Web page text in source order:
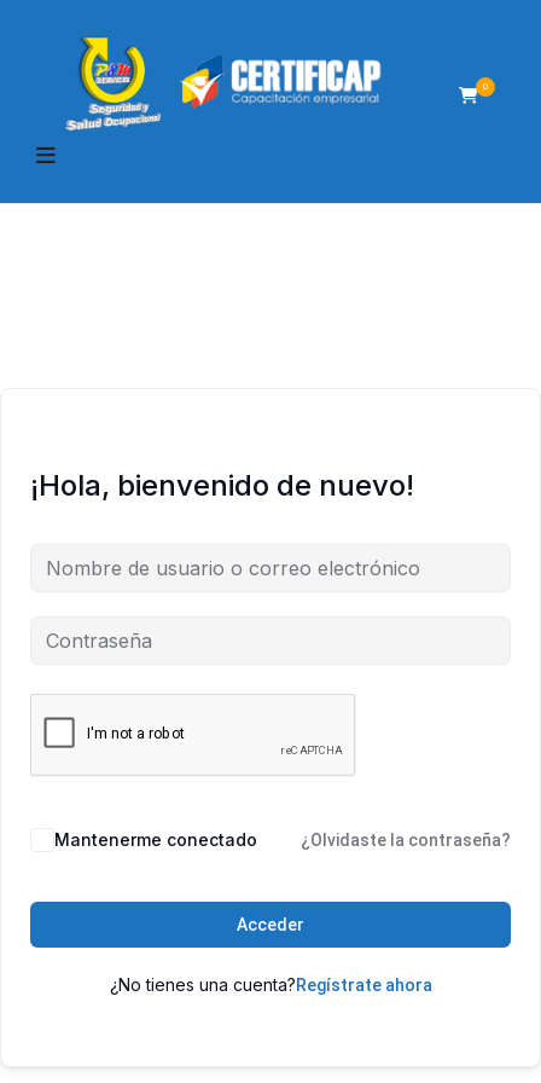
0
¡Hola, bienvenido de nuevo!
Mantenerme conectado ¿Olvidaste la contraseña?
Acceder
¿No tienes una cuenta?Regístrate ahora